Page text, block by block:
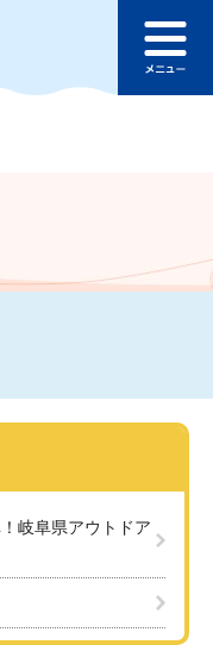
ュ
岐阜県アウトドア